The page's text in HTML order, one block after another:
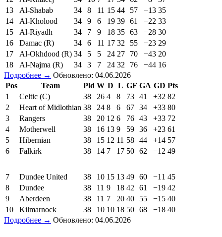
13
Al-Shabab 34 8 11 15 44 57 −13 35
14
Al-Kholood 34 9 6 19 39 61 −22 33
15
Al-Riyadh 34 7 9 18 35 63 −28 30
16
Damac (R) 34 6 11 17 32 55 −23 29
17
Al-Okhdood (R) 34 5 5 24 27 70 −43 20
18
Al-Najma (R) 34 3 7 24 32 76 −44 16
Подробнее → Обновлено: 04.06.2026
Pos
Team Pld W D L GF GA GD Pts
1
Celtic (C) 38 26 4 8 73 41 +32 82
2
Heart of Midlothian 38 24 8 6 67 34 +33 80
3
Rangers 38 20 12 6 76 43 +33 72
4
Motherwell 38 16 13 9 59 36 +23 61
5
Hibernian 38 15 12 11 58 44 +14 57
6
Falkirk 38 14 7 17 50 62 −12 49
7 Dundee United 38 10 15 13 49 60 −11 45
8
Dundee 38 11 9 18 42 61 −19 42
9
Aberdeen 38 11 7 20 40 55 −15 40
10
Kilmarnock 38 10 10 18 50 68 −18 40
Подробнее → Обновлено: 04.06.2026